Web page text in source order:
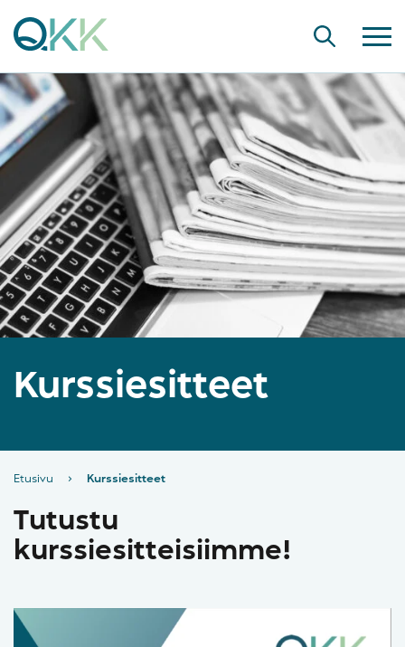
Kurssiesitteet
Etusivu › Kurssiesitteet
Tutustu
kurssiesitteisiimme!